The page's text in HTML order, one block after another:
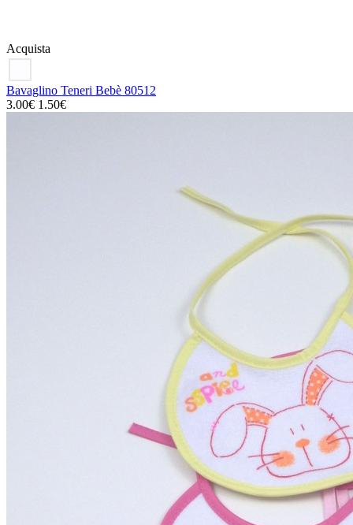
Acquista
Bavaglino Teneri Bebè 80512
3.00€ 1.50€